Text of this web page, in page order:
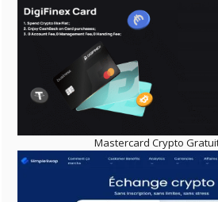
Mastercard Crypto